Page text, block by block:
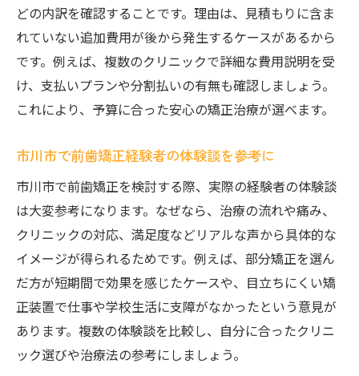
どの内訳を確認することです。理由は、見積もりに含ま
れていない追加費用が後から発生するケースがあるから
です。例えば、複数のクリニックで詳細な費用説明を受
け、支払いプランや分割払いの有無も確認しましょう。
これにより、予算に合った安心の矯正治療が選べます。
市川市で前歯矯正経験者の体験談を参考に
市川市で前歯矯正を検討する際、実際の経験者の体験談
は大変参考になります。なぜなら、治療の流れや痛み、
クリニックの対応、満足度などリアルな声から具体的な
イメージが得られるためです。例えば、部分矯正を選ん
だ方が短期間で効果を感じたケースや、目立ちにくい矯
正装置で仕事や学校生活に支障がなかったという意見が
あります。複数の体験談を比較し、自分に合ったクリニ
ック選びや治療法の参考にしましょう。